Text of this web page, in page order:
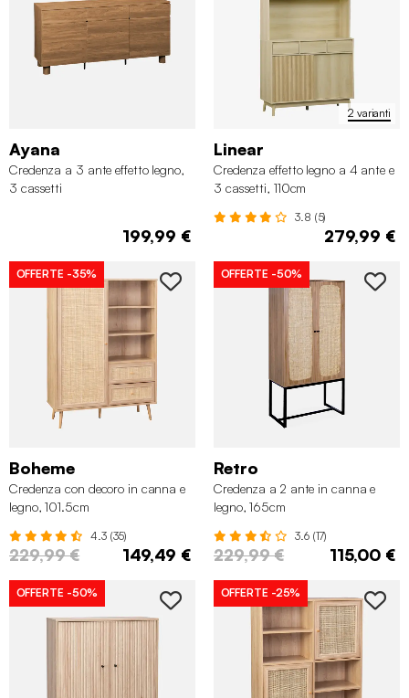
Ayana
Credenza a 3 ante effetto legno,
3 cassetti
199,99 €
2 varianti
Linear
Credenza effetto legno a 4 ante e
3 cassetti, 110cm
3.8 (5)
279,99 €
OFFERTE -35%
Boheme
Credenza con decoro in canna e
legno, 101.5cm
4.3 (35)
229,99 € 149,49 €
OFFERTE -50%
Retro
Credenza a 2 ante in canna e
legno, 165cm
3.6 (17)
229,99 € 115,00 €
OFFERTE -50% OFFERTE -25%